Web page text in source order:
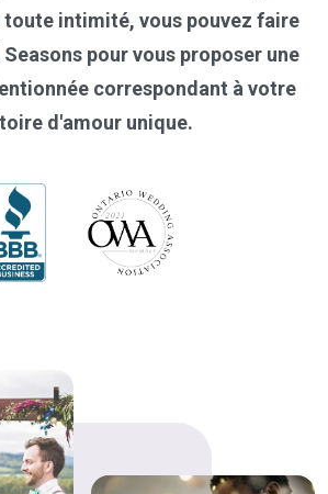
toute intimité, vous pouvez faire
pour vous proposer une
correspondant à votre
d'amour unique.